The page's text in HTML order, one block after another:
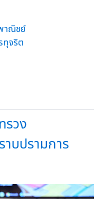
าณิชย์
ทุจริต
รวง
บปรามการ